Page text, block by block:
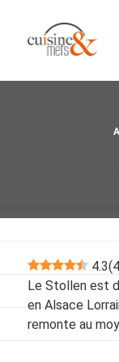
4.3(
Le Stollen est
en Alsace
remonte au